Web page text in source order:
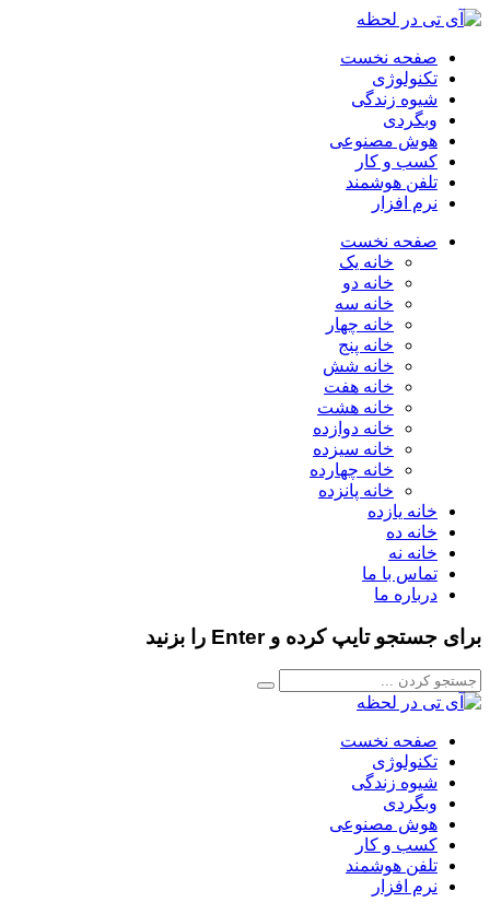
صفحه نخست
تکنولوژی
شیوه زندگی
وبگردی
هوش مصنوعی
کسب و کار
تلفن هوشمند
نرم افزار
صفحه نخست
خانه یک
خانه دو
خانه سه
خانه چهار
خانه پنج
خانه شش
خانه هفت
خانه هشت
خانه دوازده
خانه سیزده
خانه چهارده
خانه پانزده
خانه یازده
خانه ده
خانه نه
تماس با ما
درباره ما
برای جستجو تایپ کرده و Enter را بزنید
صفحه نخست
تکنولوژی
شیوه زندگی
وبگردی
هوش مصنوعی
کسب و کار
تلفن هوشمند
نرم افزار